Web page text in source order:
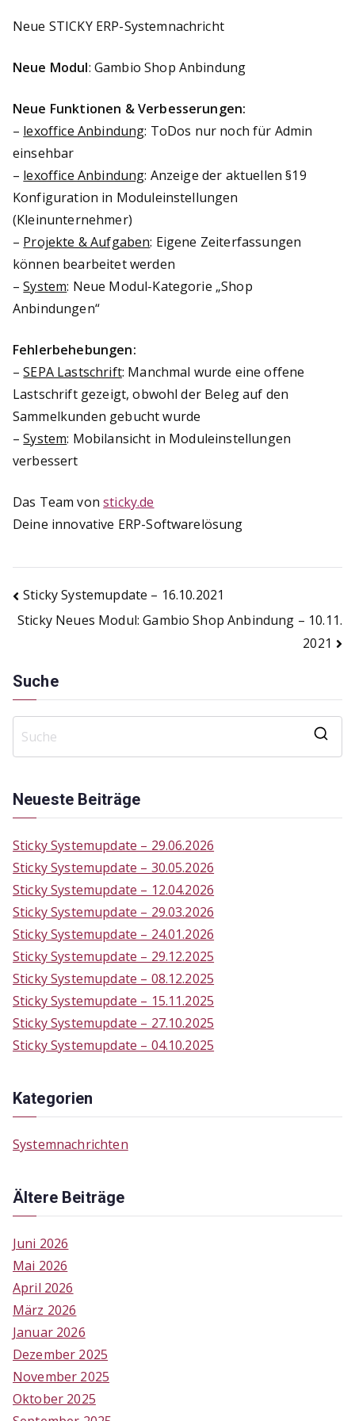
Neue STICKY ERP-Systemnachricht
Neue Modul: Gambio Shop Anbindung
Neue Funktionen & Verbesserungen:
– lexoffice Anbindung: ToDos nur noch für Admin
einsehbar
– lexoffice Anbindung: Anzeige der aktuellen §19
Konfiguration in Moduleinstellungen
(Kleinunternehmer)
– Projekte & Aufgaben: Eigene Zeiterfassungen
können bearbeitet werden
–System: Neue Modul-Kategorie „Shop
Anbindungen“
Fehlerbehebungen:
–SEPA Lastschrift: Manchmal wurde eine offene
Lastschrift gezeigt, obwohl der Beleg auf den
Sammelkunden gebucht wurde
–System: Mobilansicht in Moduleinstellungen
verbessert
Das Team vonsticky.de
Deine innovative ERP-Softwarelösung
Beitragsnavigation
Sticky Systemupdate – 16.10.2021
Sticky Neues Modul: Gambio Shop Anbindung – 10.11.
2021
Suche
r
Neueste Beiträge
Sticky Systemupdate – 29.06.2026
Sticky Systemupdate – 30.05.2026
Sticky Systemupdate – 12.04.2026
Sticky Systemupdate – 29.03.2026
Sticky Systemupdate – 24.01.2026
Sticky Systemupdate – 29.12.2025
Sticky Systemupdate – 08.12.2025
Sticky Systemupdate – 15.11.2025
Sticky Systemupdate – 27.10.2025
Sticky Systemupdate – 04.10.2025
Kategorien
Systemnachrichten
Ältere Beiträge
Juni 2026
Mai 2026
April 2026
März 2026
Januar 2026
Dezember 2025
November 2025
Oktober 2025